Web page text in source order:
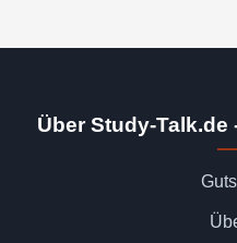
Über Study-